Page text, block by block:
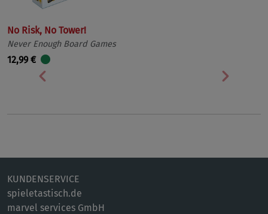
No Risk, No Tower!
Never Enough Board Games
12,99 €
Vorherige
KUNDENSERVICE
spieletastisch.de
marvel services GmbH